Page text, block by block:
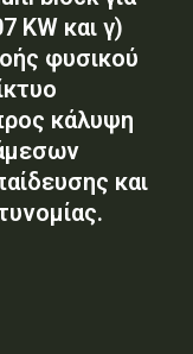
KW και γ)
φυσικού
κάλυψη
και